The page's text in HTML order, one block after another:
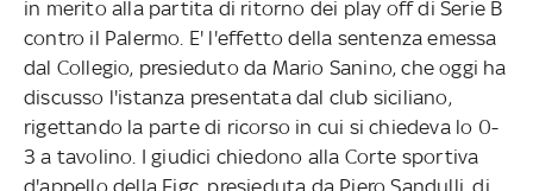
in merito alla partita di ritorno dei play off di Serie B
contro il Palermo. E' l'effetto della sentenza emessa
dal Collegio, presieduto da Mario Sanino, che oggi ha
discusso l'istanza presentata dal club siciliano,
rigettando la parte di ricorso in cui si chiedeva lo 0-
3 a tavolino. I giudici chiedono alla Corte sportiva
d'appello della Figc, presieduta da Piero Sandulli, di